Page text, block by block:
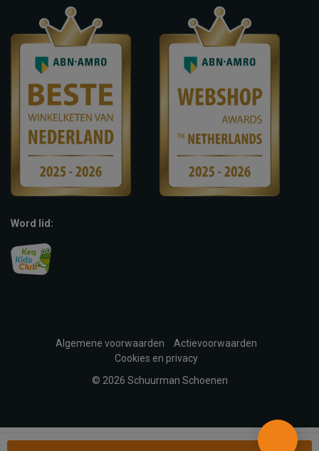
Word lid:
Algemene voorwaarden
Actievoorwaarden
Cookies en privacy
© 2026 Schuurman Schoenen